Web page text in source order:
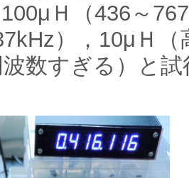
Ｈ（436～
），10μＨ
波数すぎる）と